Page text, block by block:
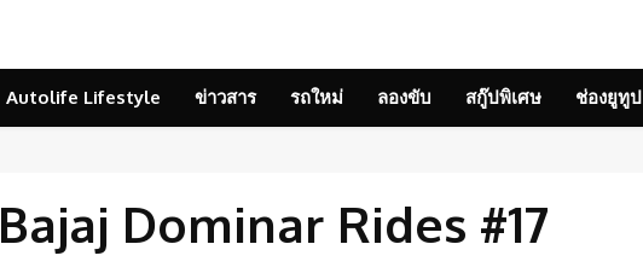
Autolife Lifestyle ข่าวสาร รถใหม่ ลองขับ สกู๊ปพิเศษ ช่องยูทูป
Bajaj Dominar Rides #17